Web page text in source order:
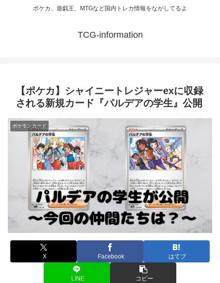
ポケカ、遊戯王、MTGなど国内トレカ情報をながしてるよ
TCG-information
【ポケカ】シャイニートレジャーexに収録
される新規カード『パルデアの学生』公開
ポケモンカード
X Facebook はてブ
LINE コピー